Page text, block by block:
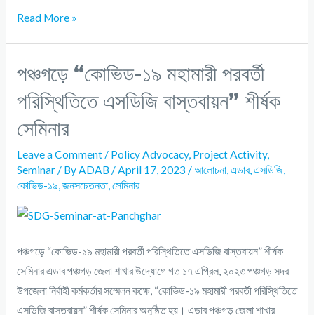
Read More »
পঞ্চগড়ে “কোভিড-১৯ মহামারী পরবর্তী
পরিস্থিতিতে এসডিজি বাস্তবায়ন” শীর্ষক
সেমিনার
Leave a Comment/ Policy Advocacy, Project Activity,
Seminar/ ByADAB /April 17, 2023 /আলোচনা,এডাব,এসডিজি,
কোভিড-১৯,জনসচেতনতা,সেমিনার
পঞ্চগড়ে “কোভিড-১৯ মহামারী পরবর্তী পরিস্থিতিতে এসডিজি বাস্তবায়ন” শীর্ষক
সেমিনার এডাব পঞ্চগড় জেলা শাখার উদ্যোগে গত ১৭ এপ্রিল, ২০২৩ পঞ্চগড় সদর
উপজেলা নির্বাহী কর্মকর্তার সম্মেলন কক্ষে, “কোভিড-১৯ মহামারী পরবর্তী পরিস্থিতিতে
এসডিজি বাস্তবায়ন” শীর্ষক সেমিনার অনুষ্ঠিত হয়। এডাব পঞ্চগড় জেলা শাখার